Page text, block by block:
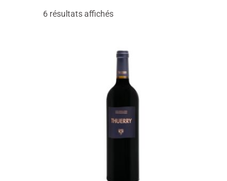
6 résultats affichés